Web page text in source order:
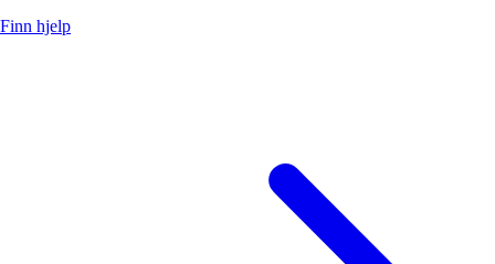
Finn hjelp